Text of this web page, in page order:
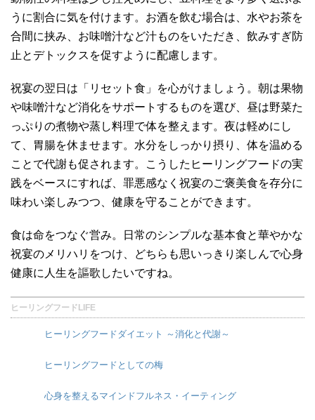
うに割合に気を付けます。お酒を飲む場合は、水やお茶を
合間に挟み、お味噌汁など汁ものをいただき、飲みすぎ防
止とデトックスを促すように配慮します。
祝宴の翌日は「リセット食」を心がけましょう。朝は果物
や味噌汁など消化をサポートするものを選び、昼は野菜た
っぷりの煮物や蒸し料理で体を整えます。夜は軽めにし
て、胃腸を休ませます。水分をしっかり摂り、体を温める
ことで代謝も促されます。こうしたヒーリングフードの実
践をベースにすれば、罪悪感なく祝宴のご褒美食を存分に
味わい楽しみつつ、健康を守ることができます。
食は命をつなぐ営み。日常のシンプルな基本食と華やかな
祝宴のメリハリをつけ、どちらも思いっきり楽しんで心身
健康に人生を謳歌したいですね。
ヒーリングフードLIFE
ヒーリングフードダイエット ～消化と代謝～
ヒーリングフードとしての梅
心身を整えるマインドフルネス・イーティング